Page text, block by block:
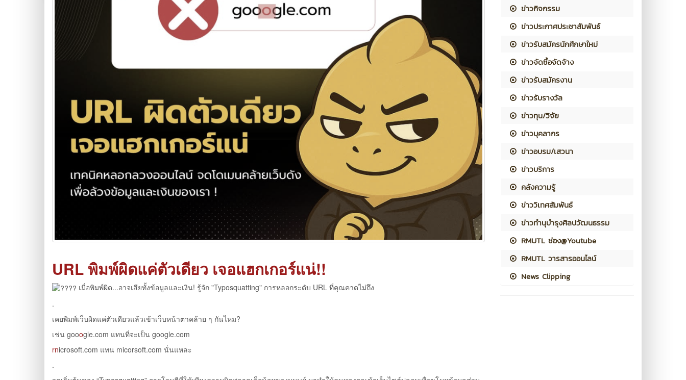
URL พิมพ์ผิดแค่ตัวเดียว เจอแฮกเกอร์แน่!!
เมื่อพิมพ์ผิด...อาจเสียทั้งข้อมูลและเงิน! รู้จัก "Typosquatting" การหลอกระดับ URL ที่คุณคาดไม่ถึง
.
เคยพิมพ์เว็บผิดแค่ตัวเดียวแล้วเข้าเว็บหน้าตาคล้าย ๆ กันไหม?
เช่น gooogle.com แทนที่จะเป็น google.com
rnicrosoft.com แทน micorsoft.com นั่นแหละ
.
ข่าวกิจกรรม
ข่าวประกาศประชาสัมพันธ์
ข่าวรับสมัครนักศึกษาใหม่
ข่าวจัดซื้อจัดจ้าง
ข่าวรับสมัครงาน
ข่าวรับรางวัล
ข่าวทุน/วิจัย
ข่าวบุคลากร
ข่าวอบรม/เสวนา
ข่าวบริการ
คลังความรู้
ข่าววิเทศสัมพันธ์
ข่าวทำนุบำรุงศิลปวัฒนธรรม
RMUTL ช่อง@Youtube
RMUTL วารสารออนไลน์
News Clipping